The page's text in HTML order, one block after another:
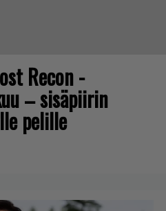
Recon -
– sisäpiirin
pelille